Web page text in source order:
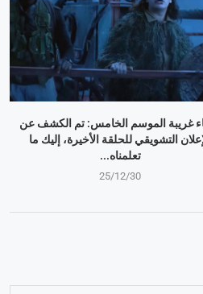
غريبة الموسم الخامس: تم الكشف عن
التشويقي للحلقة الأخيرة، إليك ما
تعلمناه...
25/12/30